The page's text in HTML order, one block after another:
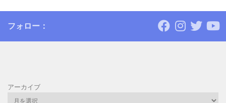
フォロー：
アーカイブ